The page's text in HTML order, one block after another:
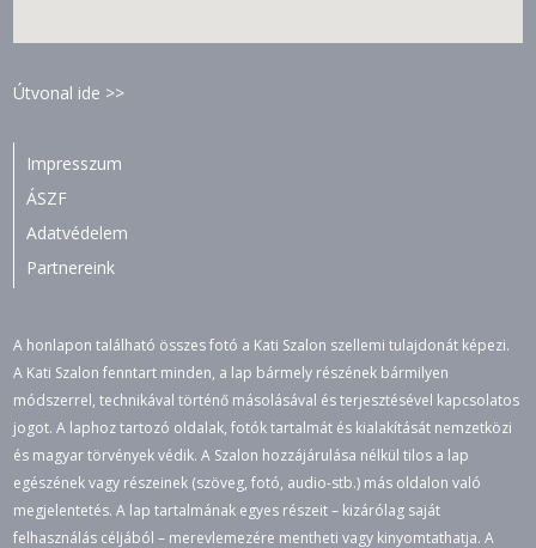
Útvonal ide >>
Impresszum
ÁSZF
Adatvédelem
Partnereink
A honlapon található összes fotó a Kati Szalon szellemi tulajdonát képezi.
A Kati Szalon fenntart minden, a lap bármely részének bármilyen
módszerrel, technikával történő másolásával és terjesztésével kapcsolatos
jogot. A laphoz tartozó oldalak, fotók tartalmát és kialakítását nemzetközi
és magyar törvények védik. A Szalon hozzájárulása nélkül tilos a lap
egészének vagy részeinek (szöveg, fotó, audio-stb.) más oldalon való
megjelentetés. A lap tartalmának egyes részeit – kizárólag saját
felhasználás céljából – merevlemezére mentheti vagy kinyomtathatja. A